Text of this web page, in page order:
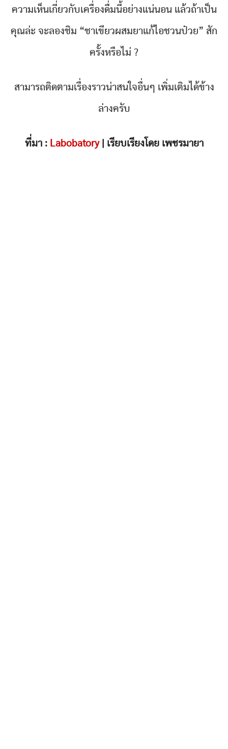
ความเห็นเกี่ยวกับเครื่องดื่มนี้อย่างแน่นอน แล้วถ้าเป็น
คุณล่ะ จะลองชิม “ชาเขียวผสมยาแก้ไอชวนป๋วย” สัก
ครั้งหรือไม่ ?
สามารถติดตามเรื่องราวน่าสนใจอื่นๆ เพิ่มเติมได้ข้าง
ล่างครับ
ที่มา : Labobatory| เรียบเรียงโดย เพชรมายา